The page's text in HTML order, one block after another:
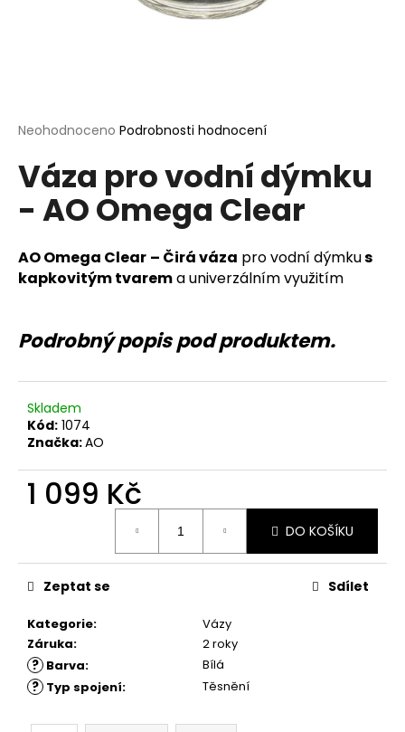
Průměrné
produktu
je
z
hvězdiček.
Neohodnoceno Podrobnosti hodnocení
Váza pro vodní dýmku
- AO Omega Clear
AO Omega Clear – Čirá váza pro vodní dýmkus
kapkovitým tvarema univerzálním využitím
Podrobný popis pod produktem.
Skladem
Kód: 1074
Značka:AO
1 099 Kč
DO KOŠÍKU
Kategorie:
Vázy
Záruka: 2 roky
? Barva: Bílá
? Typ spojení: Těsnění
Zeptat se Sdílet
HLEDAT
D
p
o
u
č
u
e
m